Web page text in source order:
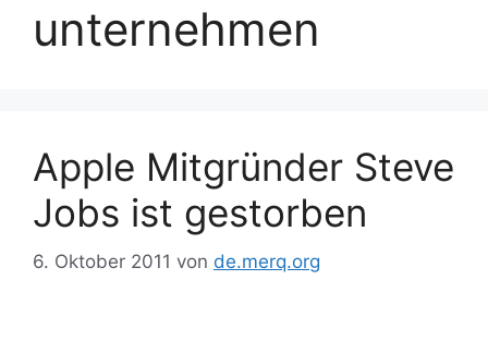
unternehmen
Apple Mitgründer Steve
Jobs ist gestorben
6. Oktober 2011 von de.merq.org